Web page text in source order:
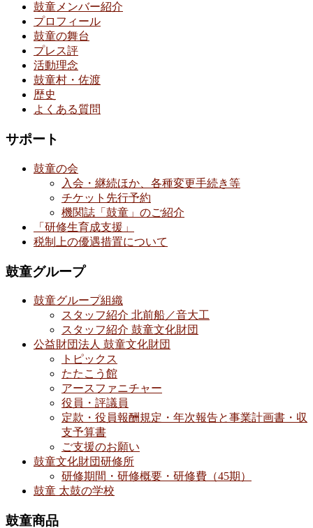
鼓童メンバー紹介
プロフィール
鼓童の舞台
プレス評
活動理念
鼓童村・佐渡
歴史
よくある質問
サポート
鼓童の会
入会・継続ほか、各種変更手続き等
チケット先行予約
機関誌「鼓童」のご紹介
「研修生育成支援」
税制上の優遇措置について
鼓童グループ
鼓童グループ組織
スタッフ紹介 北前船／音大工
スタッフ紹介 鼓童文化財団
公益財団法人 鼓童文化財団
トピックス
たたこう館
アースファニチャー
役員・評議員
定款・役員報酬規定・年次報告と事業計画書・収
支予算書
ご支援のお願い
鼓童文化財団研修所
研修期間・研修概要・研修費（45期）
鼓童 太鼓の学校
鼓童商品